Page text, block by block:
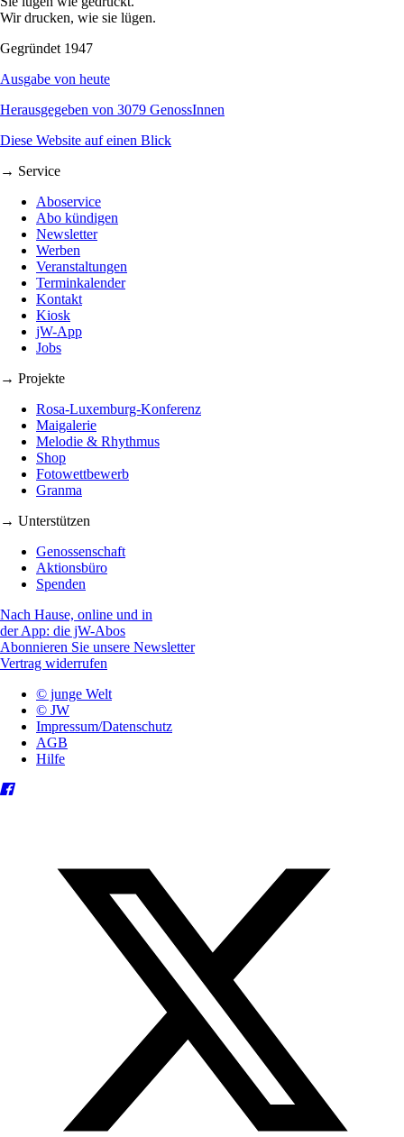
Wir drucken, wie sie lügen.
Gegründet 1947
Ausgabe von heute
Herausgegeben von 3079 GenossInnen
Diese Website auf einen Blick
→ Service
Aboservice
Abo kündigen
Newsletter
Werben
Veranstaltungen
Terminkalender
Kontakt
Kiosk
jW-App
Jobs
→ Projekte
Rosa-Luxemburg-Konferenz
Maigalerie
Melodie & Rhythmus
Shop
Fotowettbewerb
Granma
→ Unterstützen
Genossenschaft
Aktionsbüro
Spenden
Nach Hause, online und in
der App: die jW-Abos
Abonnieren Sie unsere Newsletter
Vertrag widerrufen
© junge Welt
© JW
Impressum/Datenschutz
AGB
Hilfe